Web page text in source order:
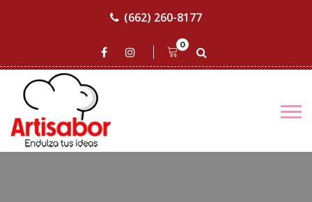
(662) 260-8177
0